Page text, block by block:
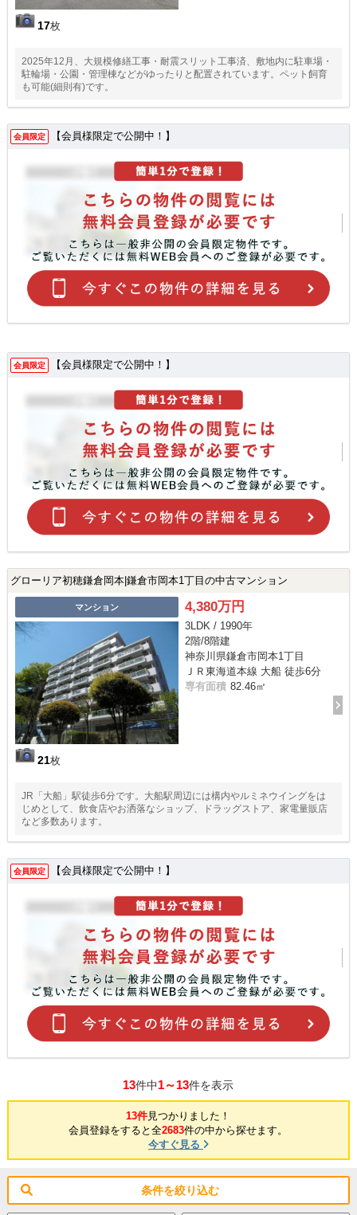
17枚
2025年12月、大規模修繕工事・耐震スリット工事済、敷地内に駐車場・
駐輪場・公園・管理棟などがゆったりと配置されています。ペット飼育
も可能(細則有)です。
会員限定 【会員様限定で公開中！】
会員限定 【会員様限定で公開中！】
グローリア初穂鎌倉岡本|鎌倉市岡本1丁目の中古マンション
マンション
21枚
4,380万円
3LDK / 1990年
2階/8階建
神奈川県鎌倉市岡本1丁目
ＪＲ東海道本線 大船 徒歩6分
専有面積 82.46㎡
JR「大船」駅徒歩6分です。大船駅周辺には構内やルミネウイングをは
じめとして、飲食店やお洒落なショップ、ドラッグストア、家電量販店
など多数あります。
会員限定 【会員様限定で公開中！】
13件中1～13件を表示
13件見つかりました！
会員登録をすると全2683件の中から探せます。
今すぐ見る
条件を絞り込む